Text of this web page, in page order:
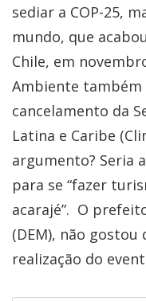
sediar a COP-25,
mundo, que
Chile, em
Ambiente também
cancelamento da
Latina e Caribe
argumento? Seria
para se “fazer
acarajé”. O
(DEM), não
realização do